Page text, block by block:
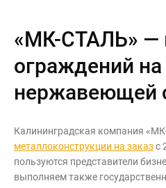
«МК-СТАЛЬ» —
ограждений на
нержавеющей
Калининградская компания
металлоконструкции на заказс
пользуются представители
выполняем также